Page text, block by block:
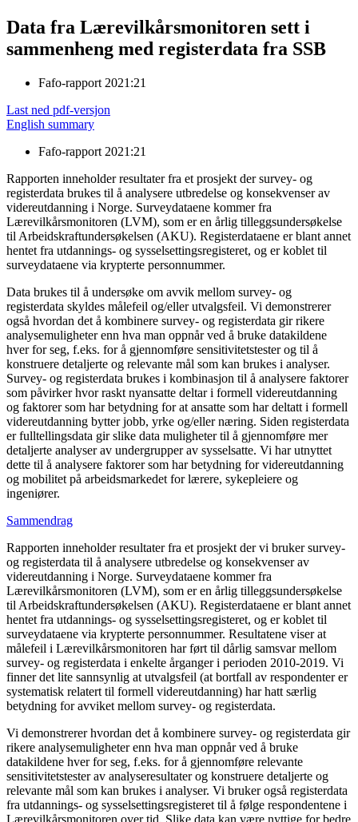
Data fra Lærevilkårsmonitoren sett i
sammenheng med registerdata fra SSB
Fafo-rapport 2021:21
Last ned pdf-versjon
English summary
Fafo-rapport 2021:21
Rapporten inneholder resultater fra et prosjekt der survey- og
registerdata brukes til å analysere utbredelse og konsekvenser av
videreutdanning i Norge. Surveydataene kommer fra
Lærevilkårsmonitoren (LVM), som er en årlig tilleggsundersøkelse
til Arbeidskraftundersøkelsen (AKU). Registerdataene er blant annet
hentet fra utdannings- og sysselsettingsregisteret, og er koblet til
surveydataene via krypterte personnummer.
Data brukes til å undersøke om avvik mellom survey- og
registerdata skyldes målefeil og/eller utvalgsfeil. Vi demonstrerer
også hvordan det å kombinere survey- og registerdata gir rikere
analysemuligheter enn hva man oppnår ved å bruke datakildene
hver for seg, f.eks. for å gjennomføre sensitivitetstester og til å
konstruere detaljerte og relevante mål som kan brukes i analyser.
Survey- og registerdata brukes i kombinasjon til å analysere faktorer
som påvirker hvor raskt nyansatte deltar i formell videreutdanning
og faktorer som har betydning for at ansatte som har deltatt i formell
videreutdanning bytter jobb, yrke og/eller næring. Siden registerdata
er fulltellingsdata gir slike data muligheter til å gjennomføre mer
detaljerte analyser av undergrupper av sysselsatte. Vi har utnyttet
dette til å analysere faktorer som har betydning for videreutdanning
og mobilitet på arbeidsmarkedet for lærere, sykepleiere og
ingeniører.
Sammendrag
Rapporten inneholder resultater fra et prosjekt der vi bruker survey-
og registerdata til å analysere utbredelse og konsekvenser av
videreutdanning i Norge. Surveydataene kommer fra
Lærevilkårsmonitoren (LVM), som er en årlig tilleggsundersøkelse
til Arbeidskraftundersøkelsen (AKU). Registerdataene er blant annet
hentet fra utdannings- og sysselsettingsregisteret, og er koblet til
surveydataene via krypterte personnummer. Resultatene viser at
målefeil i Lærevilkårsmonitoren har ført til dårlig samsvar mellom
survey- og registerdata i enkelte årganger i perioden 2010-2019. Vi
finner det lite sannsynlig at utvalgsfeil (at bortfall av respondenter er
systematisk relatert til formell videreutdanning) har hatt særlig
betydning for avviket mellom survey- og registerdata.
Vi demonstrerer hvordan det å kombinere survey- og registerdata gir
rikere analysemuligheter enn hva man oppnår ved å bruke
datakildene hver for seg, f.eks. for å gjennomføre relevante
sensitivitetstester av analyseresultater og konstruere detaljerte og
relevante mål som kan brukes i analyser. Vi bruker også registerdata
fra utdannings- og sysselsettingsregisteret til å følge respondentene i
Lærevilkårsmonitoren over tid. Slike data kan være nyttige for bedre